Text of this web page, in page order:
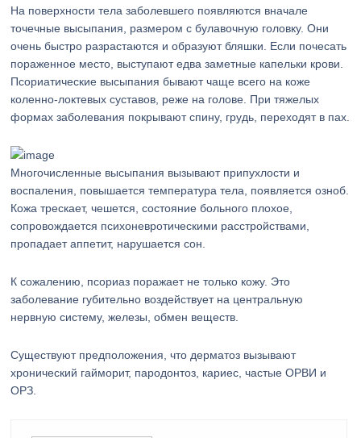
На поверхности тела заболевшего появляются вначале
точечные высыпания, размером с булавочную головку. Они
очень быстро разрастаются и образуют бляшки. Если почесать
пораженное место, выступают едва заметные капельки крови.
Псориатические высыпания бывают чаще всего на коже
коленно-локтевых суставов, реже на голове. При тяжелых
формах заболевания покрывают спину, грудь, переходят в пах.
Многочисленные высыпания вызывают припухлости и
воспаления, повышается температура тела, появляется озноб.
Кожа трескает, чешется, состояние больного плохое,
сопровождается психоневротическими расстройствами,
пропадает аппетит, нарушается сон.
К сожалению, псориаз поражает не только кожу. Это
заболевание губительно воздействует на центральную
нервную систему, железы, обмен веществ.
Существуют предположения, что дерматоз вызывают
хронический гайморит, пародонтоз, кариес, частые ОРВИ и
ОРЗ.